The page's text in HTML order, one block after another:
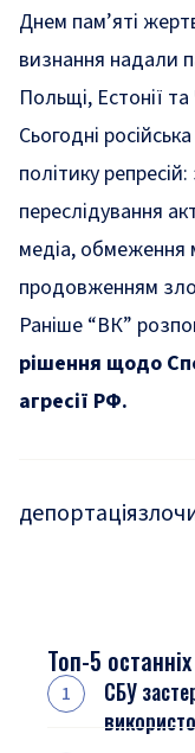
Днем пам’яті
визнання надали
Польщі, Естонії та
Сьогодні
політику
переслідування
медіа, обмеження
продовженням
Раніше “ВК”
рішення щодо
агресії РФ.
депортація
Топ-5
СБУ